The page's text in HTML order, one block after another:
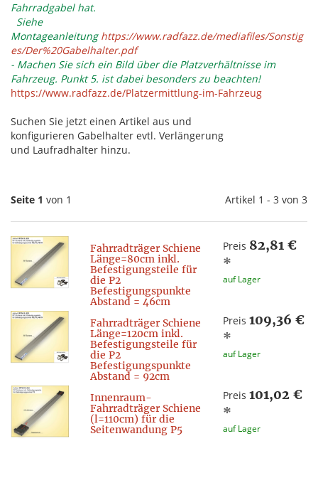
Fahrradgabel hat.
Siehe
Montageanleitung https://www.radfazz.de/mediafiles/Sonstig
es/Der%20Gabelhalter.pdf
- Machen Sie sich ein Bild über die Platzverhältnisse im
Fahrzeug. Punkt 5. ist dabei besonders zu beachten!
https://www.radfazz.de/Platzermittlung-im-Fahrzeug
Suchen Sie jetzt einen Artikel aus und
konfigurieren Gabelhalter evtl. Verlängerung
und Laufradhalter hinzu.
Seite 1 von 1 Artikel 1 - 3 von 3
Fahrradträger Schiene
Länge=80cm inkl.
Befestigungsteile für
die P2
Befestigungspunkte
Abstand = 46cm
Preis 82,81 €
*
auf Lager
Fahrradträger Schiene
Länge=120cm inkl.
Befestigungsteile für
die P2
Befestigungspunkte
Abstand = 92cm
Preis 109,36 €
*
auf Lager
Innenraum-
Fahrradträger Schiene
(l=110cm) für die
Seitenwandung P5
Preis 101,02 €
*
auf Lager